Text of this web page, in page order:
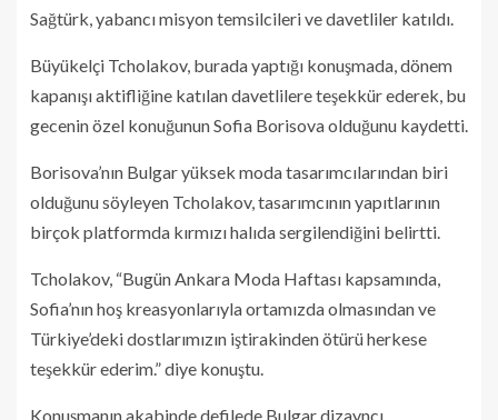
Sağtürk, yabancı misyon temsilcileri ve davetliler katıldı.
Büyükelçi Tcholakov, burada yaptığı konuşmada, dönem
kapanışı aktifliğine katılan davetlilere teşekkür ederek, bu
gecenin özel konuğunun Sofia Borisova olduğunu kaydetti.
Borisova’nın Bulgar yüksek moda tasarımcılarından biri
olduğunu söyleyen Tcholakov, tasarımcının yapıtlarının
birçok platformda kırmızı halıda sergilendiğini belirtti.
Tcholakov, “Bugün Ankara Moda Haftası kapsamında,
Sofia’nın hoş kreasyonlarıyla ortamızda olmasından ve
Türkiye’deki dostlarımızın iştirakinden ötürü herkese
teşekkür ederim.” diye konuştu.
Konuşmanın akabinde defilede Bulgar dizayncı